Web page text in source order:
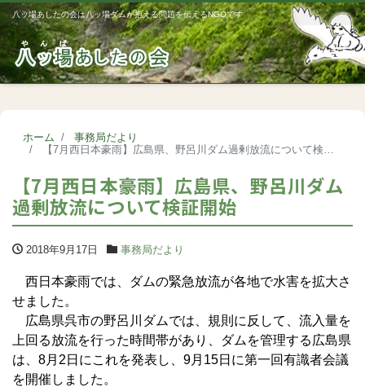
八ッ場あしたの会は八ッ場ダムが抱える問題を伝えるNGOです
ホーム
事務局だより
【7月西日本豪雨】広島県、野呂川ダム過剰放流について検証開始
【7月西日本豪雨】広島県、野呂川ダム
過剰放流について検証開始
2018年9月17日 事務局だより
西日本豪雨では、ダムの緊急放流が各地で水害を拡大さ
せました。
広島県呉市の野呂川ダムでは、規則に反して、流入量を
上回る放流を行った時間帯があり、ダムを管理する広島県
は、8月2日にこれを発表し、9月15日に第一回有識者会議
を開催しました。